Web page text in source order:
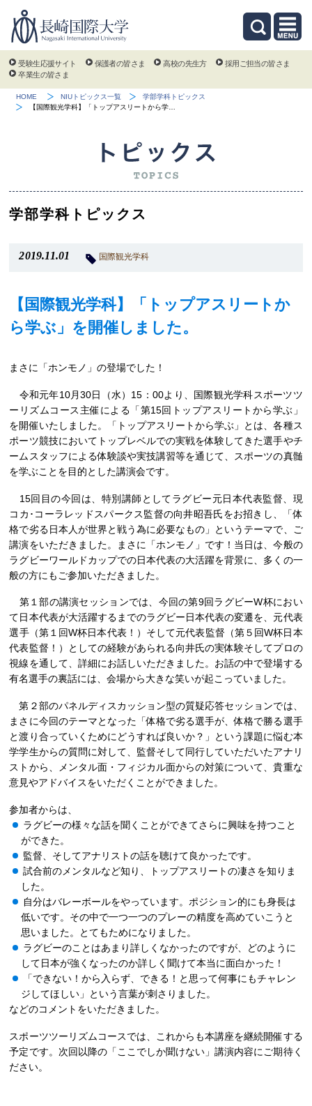
受験生応援サイト 保護者の皆さま 高校の先生方
採用ご担当の皆さま
卒業生の皆さま
HOME NIUトピックス一覧
学部学科トピックス
【国際観光学科】「トップアスリートから学…
学部学科トピックス
2019.11.01 国際観光学科
【国際観光学科】「トップアスリートか
ら学ぶ」を開催しました。
まさに「ホンモノ」の登場でした！
令和元年10月30日（水）15：00より、国際観光学科スポーツツ
ーリズムコース主催による「第15回トップアスリートから学ぶ」
を開催いたしました。「トップアスリートから学ぶ」とは、各種ス
ポーツ競技においてトップレベルでの実戦を体験してきた選手やチ
ームスタッフによる体験談や実技講習等を通じて、スポーツの真髄
を学ぶことを目的とした講演会です。
15回目の今回は、特別講師としてラグビー元日本代表監督、現
コカ･コーラレッドスパークス監督の向井昭吾氏をお招きし、「体
格で劣る日本人が世界と戦う為に必要なもの」というテーマで、ご
講演をいただきました。まさに「ホンモノ」です！当日は、今般の
ラグビーワールドカップでの日本代表の大活躍を背景に、多くの一
般の方にもご参加いただきました。
第１部の講演セッションでは、今回の第9回ラグビーW杯におい
て日本代表が大活躍するまでのラグビー日本代表の変遷を、元代表
選手（第１回W杯日本代表！）そして元代表監督（第５回W杯日本
代表監督！）としての経験があられる向井氏の実体験そしてプロの
視線を通して、詳細にお話しいただきました。お話の中で登場する
有名選手の裏話には、会場から大きな笑いが起こっていました。
第２部のパネルディスカッション型の質疑応答セッションでは、
まさに今回のテーマとなった「体格で劣る選手が、体格で勝る選手
と渡り合っていくためにどうすれば良いか？」という課題に悩む本
学学生からの質問に対して、監督そして同行していただいたアナリ
ストから、メンタル面・フィジカル面からの対策について、貴重な
意見やアドバイスをいただくことができました。
参加者からは、
ラグビーの様々な話を聞くことができてさらに興味を持つこと
ができた。
監督、そしてアナリストの話を聴けて良かったです。
試合前のメンタルなど知り、トップアスリートの凄さを知りま
した。
自分はバレーボールをやっています。ポジション的にも身長は
低いです。その中で一つ一つのプレーの精度を高めていこうと
思いました。とてもためになりました。
ラグビーのことはあまり詳しくなかったのですが、どのように
して日本が強くなったのか詳しく聞けて本当に面白かった！
「できない！から入らず、できる！と思って何事にもチャレン
ジしてほしい」という言葉が刺さりました。
などのコメントをいただきました。
スポーツツーリズムコースでは、これからも本講座を継続開催する
予定です。次回以降の「ここでしか聞けない」講演内容にご期待く
ださい。